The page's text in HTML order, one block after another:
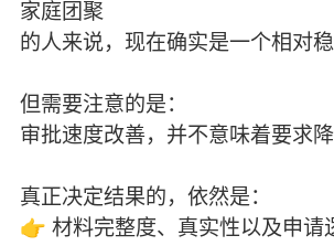
家庭团聚
的人来说，现在确实是一个相对稳
但需要注意的是：
审批速度改善，并不意味着要求降
真正决定结果的，依然是：
👉 材料完整度、真实性以及申请